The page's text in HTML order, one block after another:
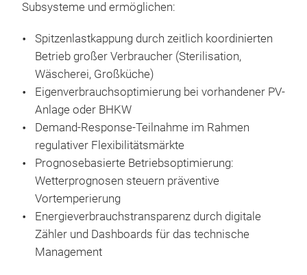
Subsysteme und ermöglichen:
Spitzenlastkappung durch zeitlich koordinierten
Betrieb großer Verbraucher (Sterilisation,
Wäscherei, Großküche)
Eigenverbrauchsoptimierung bei vorhandener PV-
Anlage oder BHKW
Demand-Response-Teilnahme im Rahmen
regulativer Flexibilitätsmärkte
Prognosebasierte Betriebsoptimierung:
Wetterprognosen steuern präventive
Vortemperierung
Energieverbrauchstransparenz durch digitale
Zähler und Dashboards für das technische
Management